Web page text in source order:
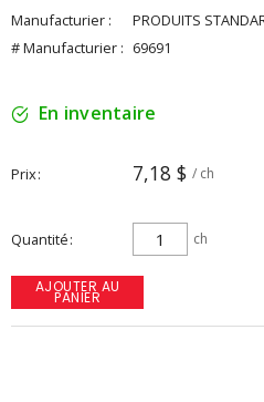
Manufacturier :
PRODUITS
# Manufacturier : 69691
En inventaire
Prix 7,18 $ / ch
Quantité ch
AJOUTER AU
PANIER